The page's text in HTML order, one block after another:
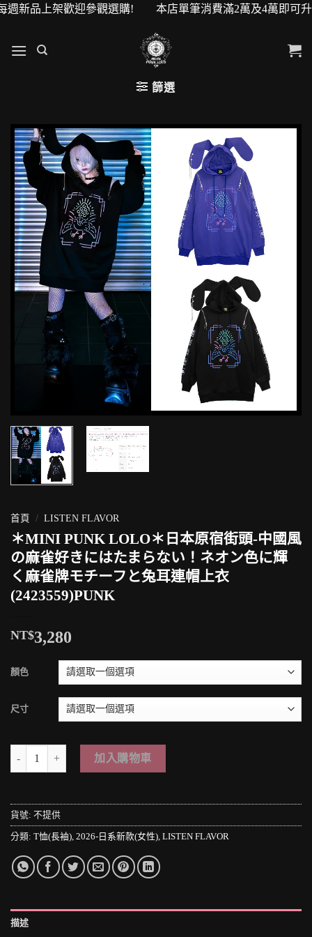
迎參觀選購! 本店單筆消費滿2萬及4萬即可升級VIP會
篩選
首頁 / LISTEN FLAVOR
＊MINI PUNK LOLO＊日本原宿街頭-中國風
の麻雀好きにはたまらない！ネオン色に輝
く麻雀牌モチーフと兔耳連帽上衣
(2423559)PUNK
NT$3,280
顏色
尺寸
＊MINI PUNK LOLO＊日本原宿街頭-中國風の麻雀好きにはたまら
加入購物車
貨號: 不提供
分類: T恤(長袖) 2026-日系新款(女性) LISTEN FLAVOR
描述